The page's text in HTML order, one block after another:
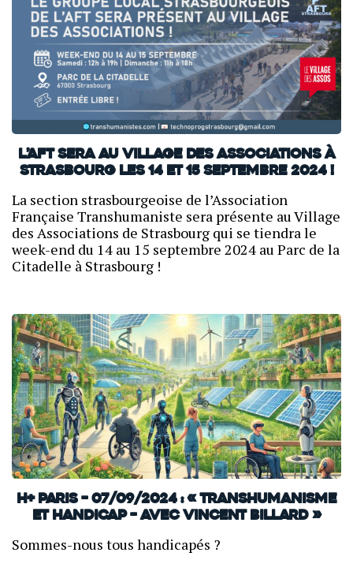
L’AFT sera au Village des Associations à
Strasbourg les 14 et 15 septembre 2024 !
La section strasbourgeoise de l’Association
Française Transhumaniste sera présente au Village
des Associations de Strasbourg qui se tiendra le
week-end du 14 au 15 septembre 2024 au Parc de la
Citadelle à Strasbourg !
H+ Paris – 07/09/2024 : « Transhumanisme
et handicap – Avec Vincent Billard »
Sommes-nous tous handicapés ?